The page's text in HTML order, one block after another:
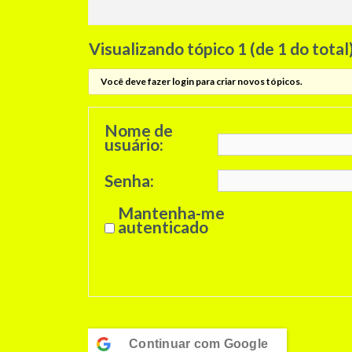
Visualizando tópico 1 (de 1 do
Você deve fazer login para criar novos tópicos.
Nome de
usuário:
Senha:
Mantenha-me
autenticado
Continuar com Google